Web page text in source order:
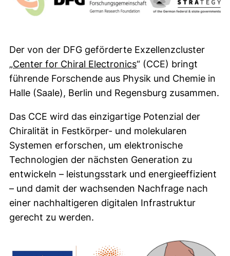
Der von der DFG geförderte Exzellenzcluster
„Center for Chiral Electronics(externer Link,
“ (CCE) bringt
führende Forschende aus Physik und Chemie in
Halle (Saale), Berlin und Regensburg zusammen.
Das CCE wird das einzigartige Potenzial der
Chiralität in Festkörper- und molekularen
Systemen erforschen, um elektronische
Technologien der nächsten Generation zu
entwickeln – leistungsstark und energieeffizient
– und damit der wachsenden Nachfrage nach
einer nachhaltigeren digitalen Infrastruktur
gerecht zu werden.